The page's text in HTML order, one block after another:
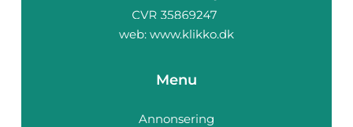
web: www.klikko.dk
Menu
Annonsering